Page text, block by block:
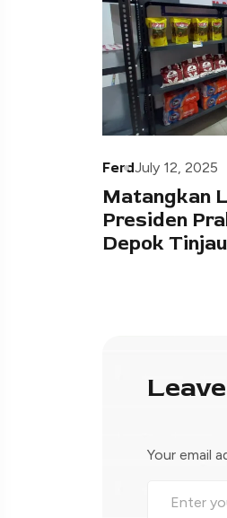
FerdJuly 12, 2025
Matangkan
Presiden
Depok
Your email